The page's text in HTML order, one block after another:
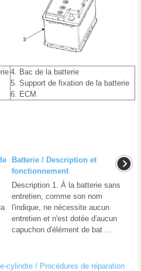
4. Bac de la batterie
5. Support de fixation de la batterie
6. ECM
Batterie / Description et
fonctionnement
Description 1. À la batterie sans
entretien, comme son nom
l′indique, ne nécessite aucun
entretien et n'est dotée d′aucun
capuchon d′élément de bat ...
cylindre / Procédures de réparation